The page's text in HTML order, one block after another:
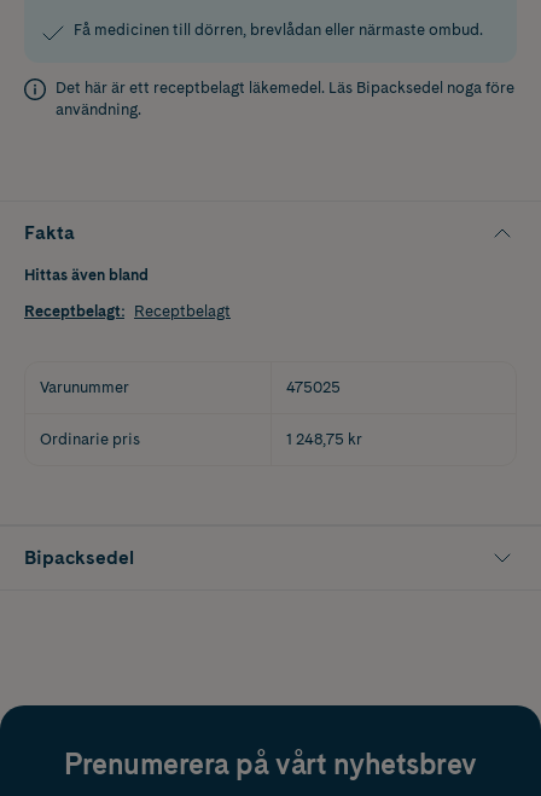
Få medicinen till dörren, brevlådan eller närmaste ombud.
Det här är ett receptbelagt läkemedel. Läs Bipacksedel noga före
användning.
Fakta
Hittas även bland
Receptbelagt: Receptbelagt
Varunummer 475025
Ordinarie pris 1 248,75 kr
Bipacksedel
Prenumerera på vårt nyhetsbrev